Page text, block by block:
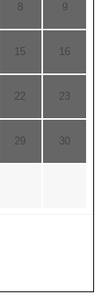
8 9
15 16
22 23
29 30